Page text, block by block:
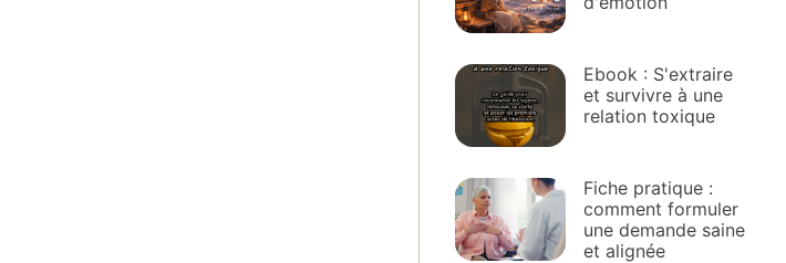
Ebook : S'extraire
et survivre à une
relation toxique
Fiche pratique :
comment formuler
une demande saine
et alignée